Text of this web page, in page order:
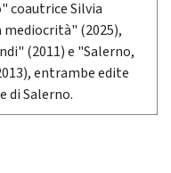
coautrice Silvia
(2025),
(2011) e "Salerno,
entrambe edite
di Salerno.